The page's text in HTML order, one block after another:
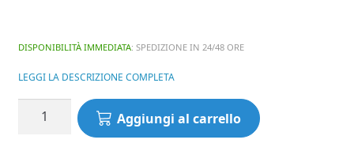
DISPONIBILITÀ IMMEDIATA: SPEDIZIONE IN 24/48 ORE
LEGGI LA DESCRIZIONE COMPLETA
Nastro
Aggiungi al carrello